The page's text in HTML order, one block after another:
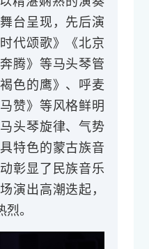
台呈现，先后演
代颂歌》《北京
腾》等马头琴管
色的鹰》、呼麦
赞》等风格鲜明
头琴旋律、气势
特色的蒙古族音
彰显了民族音乐
演出高潮迭起，
。